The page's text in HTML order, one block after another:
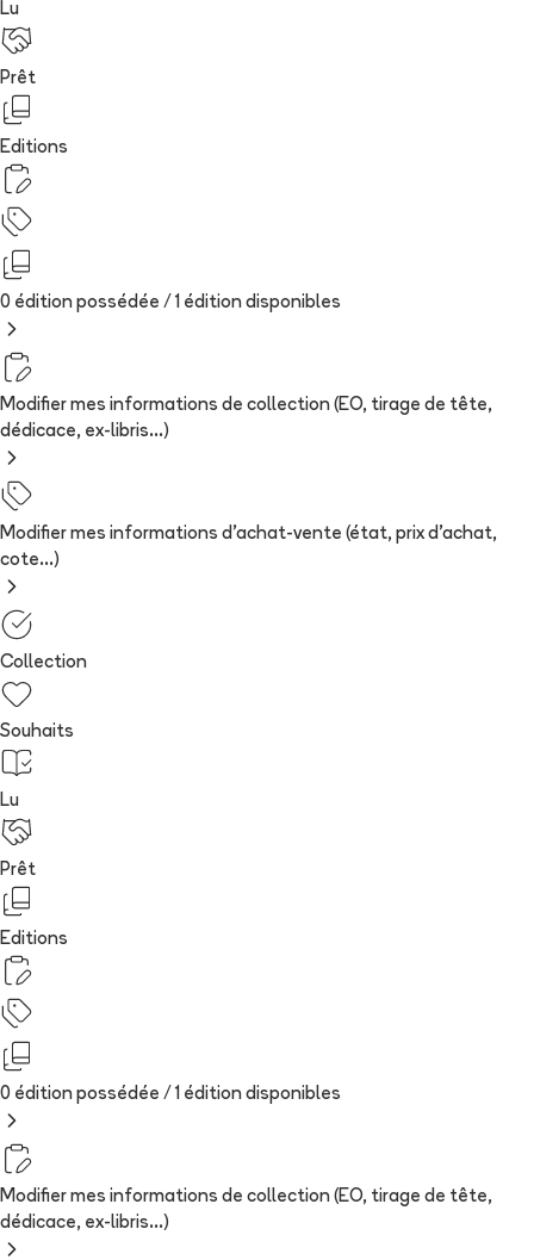
Lu
Prêt
Editions
0 édition possédée / 1 édition disponibles
Modifier mes informations de collection (EO, tirage de tête,
dédicace, ex-libris...)
Modifier mes informations d'achat-vente (état, prix d'achat,
cote...)
Collection
Souhaits
Lu
Prêt
Editions
0 édition possédée / 1 édition disponibles
Modifier mes informations de collection (EO, tirage de tête,
dédicace, ex-libris...)